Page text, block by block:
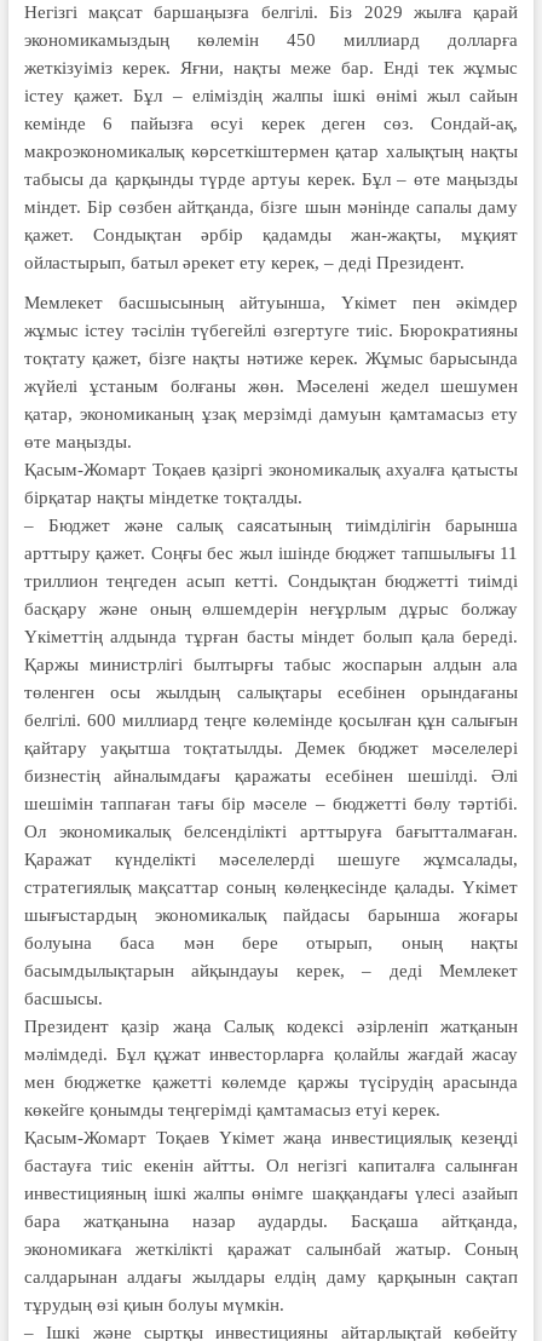
Негізгі мақсат баршаңызға белгілі. Біз 2029 жылға қарай
экономикамыздың көлемін 450 миллиард долларға
жеткізуіміз керек. Яғни, нақты меже бар. Енді тек жұмыс
істеу қажет. Бұл – еліміздің жалпы ішкі өнімі жыл сайын
кемінде 6 пайызға өсуі керек деген сөз. Сондай-ақ,
макроэкономикалық көрсеткіштермен қатар халықтың нақты
табысы да қарқынды түрде артуы керек. Бұл – өте маңызды
міндет. Бір сөзбен айтқанда, бізге шын мәнінде сапалы даму
қажет. Сондықтан әрбір қадамды жан-жақты, мұқият
ойластырып, батыл әрекет ету керек, – деді Президент.
Мемлекет басшысының айтуынша, Үкімет пен әкімдер
жұмыс істеу тәсілін түбегейлі өзгертуге тиіс. Бюрократияны
тоқтату қажет, бізге нақты нәтиже керек. Жұмыс барысында
жүйелі ұстаным болғаны жөн. Мәселені жедел шешумен
қатар, экономиканың ұзақ мерзімді дамуын қамтамасыз ету
өте маңызды.
Қасым-Жомарт Тоқаев қазіргі экономикалық ахуалға қатысты
бірқатар нақты міндетке тоқталды.
– Бюджет және салық саясатының тиімділігін барынша
арттыру қажет. Соңғы бес жыл ішінде бюджет тапшылығы 11
триллион теңгеден асып кетті. Сондықтан бюджетті тиімді
басқару және оның өлшемдерін неғұрлым дұрыс болжау
Үкіметтің алдында тұрған басты міндет болып қала береді.
Қаржы министрлігі былтырғы табыс жоспарын алдын ала
төленген осы жылдың салықтары есебінен орындағаны
белгілі. 600 миллиард теңге көлемінде қосылған құн салығын
қайтару уақытша тоқтатылды. Демек бюджет мәселелері
бизнестің айналымдағы қаражаты есебінен шешілді. Әлі
шешімін таппаған тағы бір мәселе – бюджетті бөлу тәртібі.
Ол экономикалық белсенділікті арттыруға бағытталмаған.
Қаражат күнделікті мәселелерді шешуге жұмсалады,
стратегиялық мақсаттар соның көлеңкесінде қалады. Үкімет
шығыстардың экономикалық пайдасы барынша жоғары
болуына баса мән бере отырып, оның нақты
басымдылықтарын айқындауы керек, – деді Мемлекет
басшысы.
Президент қазір жаңа Салық кодексі әзірленіп жатқанын
мәлімдеді. Бұл құжат инвесторларға қолайлы жағдай жасау
мен бюджетке қажетті көлемде қаржы түсірудің арасында
көкейге қонымды теңгерімді қамтамасыз етуі керек.
Қасым-Жомарт Тоқаев Үкімет жаңа инвестициялық кезеңді
бастауға тиіс екенін айтты. Ол негізгі капиталға салынған
инвестицияның ішкі жалпы өнімге шаққандағы үлесі азайып
бара жатқанына назар аударды. Басқаша айтқанда,
экономикаға жеткілікті қаражат салынбай жатыр. Соның
салдарынан алдағы жылдары елдің даму қарқынын сақтап
тұрудың өзі қиын болуы мүмкін.
– Ішкі және сыртқы инвестицияны айтарлықтай көбейту